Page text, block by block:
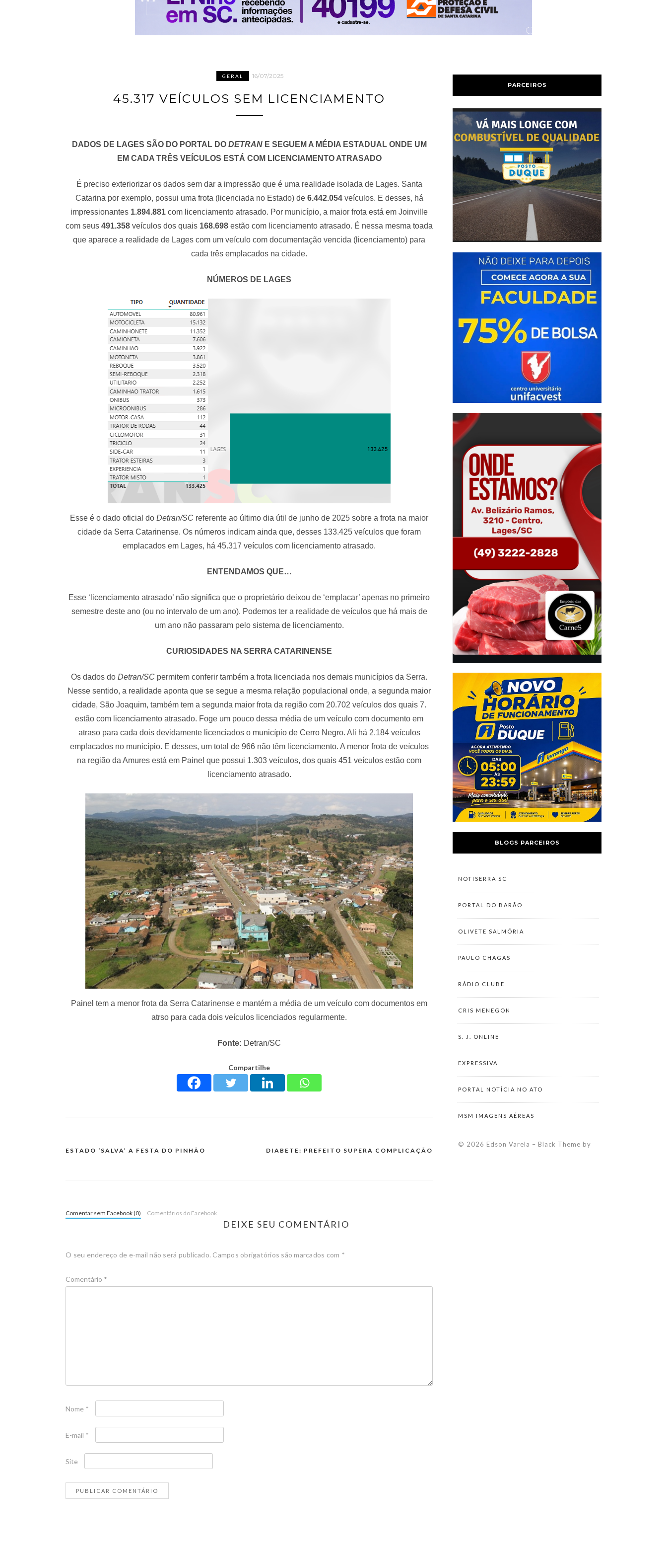
GERAL 16/07/2025
45.317 VEÍCULOS SEM LICENCIAMENTO
DADOS DE LAGES SÃO DO PORTAL DO DETRANE SEGUEM A MÉDIA ESTADUAL ONDE UM
EM CADA TRÊS VEÍCULOS ESTÁ COM LICENCIAMENTO ATRASADO
É preciso exteriorizar os dados sem dar a impressão que é uma realidade isolada de Lages. Santa
Catarina por exemplo, possui uma frota (licenciada no Estado) de 6.442.054veículos. E desses, há
impressionantes 1.894.881 com licenciamento atrasado. Por município, a maior frota está em Joinville
com seus 491.358 veículos dos quais 168.698 estão com licenciamento atrasado. É nessa mesma toada
que aparece a realidade de Lages com um veículo com documentação vencida (licenciamento) para
cada três emplacados na cidade.
NÚMEROS DE LAGES
Esse é o dado oficial do Detran/SC referente ao último dia útil de junho de 2025 sobre a frota na maior
cidade da Serra Catarinense. Os números indicam ainda que, desses 133.425 veículos que foram
emplacados em Lages, há 45.317 veículos com licenciamento atrasado.
ENTENDAMOS QUE…
Esse ‘licenciamento atrasado’ não significa que o proprietário deixou de ‘emplacar’ apenas no primeiro
semestre deste ano (ou no intervalo de um ano). Podemos ter a realidade de veículos que há mais de
um ano não passaram pelo sistema de licenciamento.
CURIOSIDADES NA SERRA CATARINENSE
Os dados do Detran/SC permitem conferir também a frota licenciada nos demais municípios da Serra.
Nesse sentido, a realidade aponta que se segue a mesma relação populacional onde, a segunda maior
cidade, São Joaquim, também tem a segunda maior frota da região com 20.702 veículos dos quais 7.
estão com licenciamento atrasado. Foge um pouco dessa média de um veículo com documento em
atraso para cada dois devidamente licenciados o município de Cerro Negro. Ali há 2.184 veículos
emplacados no município. E desses, um total de 966 não têm licenciamento. A menor frota de veículos
na região da Amures está em Painel que possui 1.303 veículos, dos quais 451 veículos estão com
licenciamento atrasado.
Painel tem a menor frota da Serra Catarinense e mantém a média de um veículo com documentos em
atrso para cada dois veículos licenciados regularmente.
Fonte: Detran/SC
Compartilhe
ESTADO ‘SALVA’ A FESTA DO PINHÃO DIABETE: PREFEITO SUPERA COMPLICAÇÃO
DEIXE SEU COMENTÁRIO
Comentar sem Facebook (0) Comentários do Facebook
O seu endereço de e-mail não será publicado. Campos obrigatórios são marcados com *
Comentário *
Nome *
E-mail *
Site
PARCEIROS
BLOGS PARCEIROS
NOTISERRA SC
PORTAL DO BARÃO
OLIVETE SALMÓRIA
PAULO CHAGAS
RÁDIO CLUBE
CRIS MENEGON
S. J. ONLINE
EXPRESSIVA
PORTAL NOTÍCIA NO ATO
MSM IMAGENS AÉREAS
© 2026 Edson Varela – Black Theme by